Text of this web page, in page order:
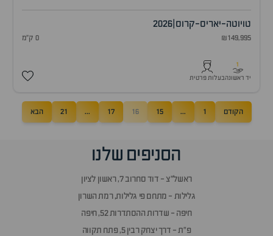
טויוטה-יאריס-קרוס 2026
₪149,995 0 ק"מ
1
יד ראשונהבעלות פרטית
הקודם 1
...
15
16
17
...
21 הבא
הסניפים שלנו
ראשל״צ - דוד סחרוב 7, ראשון לציון
גלילות - מתחם פי גלילות, רמת השרון
חיפה - שדרות ההסתדרות 52, חיפה
פ״ת - דרך יצחק רבין 5, פתח תקווה